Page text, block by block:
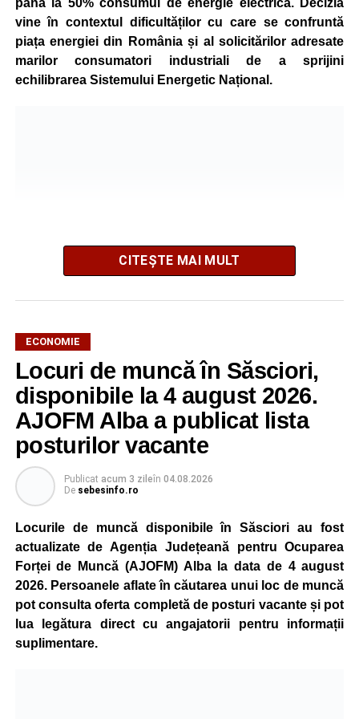
până la 50% consumul de energie electrică. Decizia
vine în contextul dificultăților cu care se confruntă
piața energiei din România și al solicitărilor adresate
marilor consumatori industriali de a sprijini
echilibrarea Sistemului Energetic Național.
Potrivit unui comunicat al companiei, măsura va fi aplicată
gradual, în funcție de necesitățile sistemului energetic.
Reprezentanții Kronospan precizează că evoluția situației
este monitorizată permanent, iar activitatea va reveni la
capacitate normală imediat ce condițiile vor permite.
Compania dă asigurări că oprirea temporară a unor linii
de producție nu va afecta livrările către clienți.
Kronospan se numără printre cei mai mari consumatori de
energie electrică din România. O parte din necesarul
energetic este acoperită prin producția proprie de energie,
realizată cu ajutorul panourilor fotovoltaice și al unităților
de cogenerare.
Reprezentanții companiei afirmă că vor continua
colaborarea cu autoritățile și operatorii din domeniul
energetic pentru a contribui la depășirea perioadei dificile
CITEȘTE MAI MULT
ECONOMIE
Locuri de muncă în Săsciori,
disponibile la 4 august 2026.
AJOFM Alba a publicat lista
posturilor vacante
Publicat acum 3 zileîn 04.08.2026
De sebesinfo.ro
Locurile de muncă disponibile în Săsciori au fost
actualizate de Agenția Județeană pentru Ocuparea
Forței de Muncă (AJOFM) Alba la data de 4 august
2026. Persoanele aflate în căutarea unui loc de muncă
pot consulta oferta completă de posturi vacante și pot
lua legătura direct cu angajatorii pentru informații
suplimentare.